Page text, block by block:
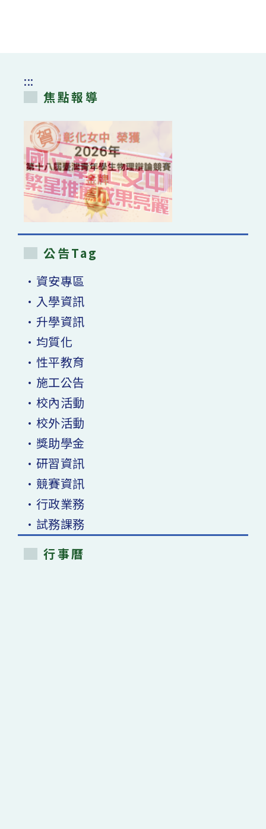
:::
焦點報導
公告Tag
•資安專區
•入學資訊
•升學資訊
•均質化
•性平教育
•施工公告
•校內活動
•校外活動
•獎助學金
•研習資訊
•競賽資訊
•行政業務
•試務課務
行事曆